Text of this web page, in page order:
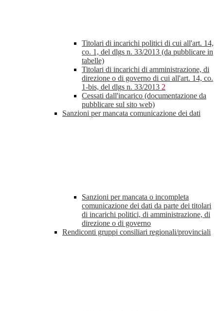
Titolari di incarichi politici di cui all'art. 14,
co. 1, del dlgs n. 33/2013 (da pubblicare in
tabelle)
Titolari di incarichi di amministrazione, di
direzione o di governo di cui all'art. 14, co.
1-bis, del dlgs n. 33/2013 2
Cessati dall'incarico (documentazione da
pubblicare sul sito web)
Sanzioni per mancata comunicazione dei dati
Sanzioni per mancata o incompleta
comunicazione dei dati da parte dei titolari
di incarichi politici, di amministrazione, di
direzione o di governo
Rendiconti gruppi consiliari regionali/provinciali